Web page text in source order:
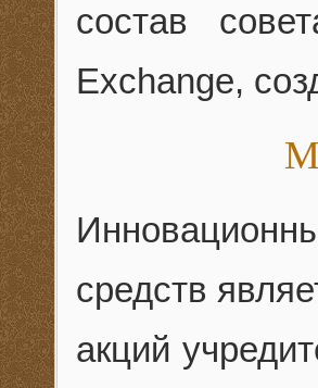
состав
Exchange,
средств
акций